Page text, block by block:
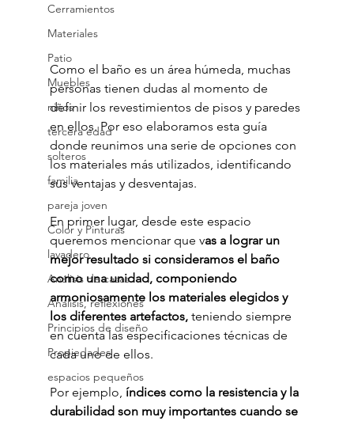
Cerramientos
Materiales
Patio
Muebles
niños
tercera edad
solteros
familia
pareja joven
Color y Pinturas
lavadero
Análisis de casas
Análisis, reflexiones
Principios de diseño
Propiedades
espacios pequeños
Como el baño es un área húmeda, muchas
personas tienen dudas al momento de
definir los revestimientos de pisos y paredes
en ellos. Por eso elaboramos esta guía
donde reunimos una serie de opciones con
los materiales más utilizados, identificando
sus ventajas y desventajas.
En primer lugar, desde este espacio
queremos mencionar que vas a lograr un
mejor resultado si consideramos el baño
como una unidad, componiendo
armoniosamente los materiales elegidos y
los diferentes artefactos, teniendo siempre
en cuenta las especificaciones técnicas de
cada uno de ellos.
Por ejemplo, índices como la resistencia y la
durabilidad son muy importantes cuando se